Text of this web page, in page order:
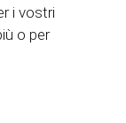
i vostri
o per